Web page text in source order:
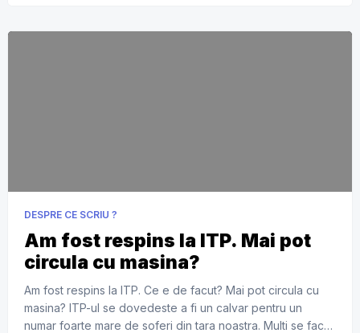
DESPRE CE SCRIU ?
Am fost respins la ITP. Mai pot
circula cu masina?
Am fost respins la ITP. Ce e de facut? Mai pot circula cu
masina? ITP-ul se dovedeste a fi un calvar pentru un
numar foarte mare de soferi din tara noastra. Multi se fac